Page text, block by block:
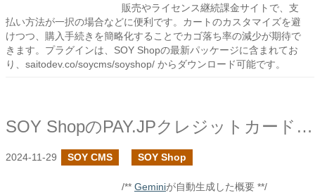
販売やライセンス継続課金サイトで、支
払い方法が一択の場合などに便利です。カートのカスタマイズを避
けつつ、購入手続きを簡略化することでカゴ落ち率の減少が期待で
きます。プラグインは、SOY Shopの最新パッケージに含まれてお
り、saitodev.co/soycms/soyshop/ からダウンロード可能です。
SOY ShopのPAY.JPクレジットカード支払モジュールでEMV3Dセキュアに対応しました
2024-11-29 SOY CMS SOY Shop
/** Geminiが自動生成した概要 **/